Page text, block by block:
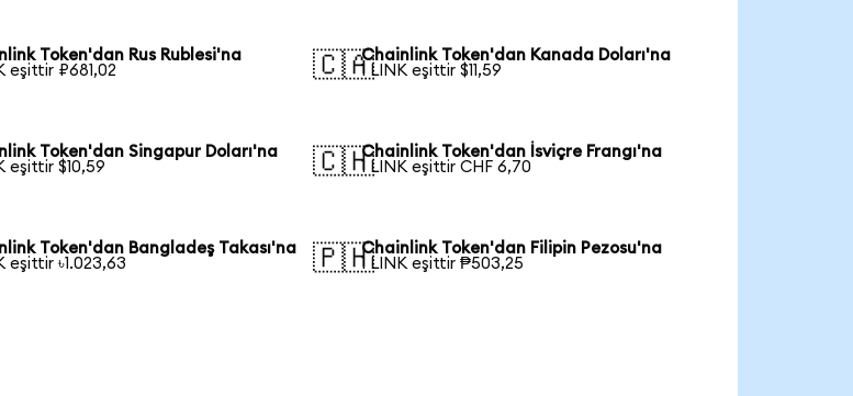
Token'dan Rus Rublesi'na
eşittir ₽681,02
🇨🇦Chainlink Token'dan Kanada Doları'na
1 LINK eşittir $11,59
Token'dan Singapur Doları'na
eşittir $10,59
🇨🇭Chainlink Token'dan İsviçre Frangı'na
1 LINK eşittir CHF 6,70
Token'dan Bangladeş Takası'na
eşittir ৳1.023,63
🇵🇭Chainlink Token'dan Filipin Pezosu'na
1 LINK eşittir ₱503,25